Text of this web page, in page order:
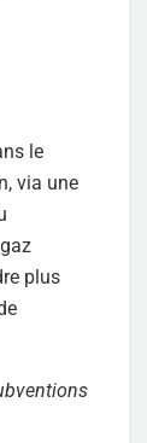
le
via une
plus